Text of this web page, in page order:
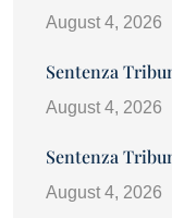
August 4, 2026
Sentenza
August 4, 2026
Sentenza
August 4, 2026